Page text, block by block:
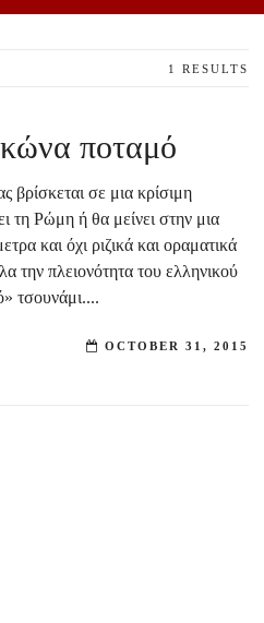
1 RESULTS
ποταμό
βρίσκεται σε μια κρίσιμη
τη Ρώμη ή θα μείνει στην μια
και όχι ριζικά και οραματικά
την πλειονότητα του ελληνικού
τσουνάμι....
OCTOBER 31, 2015